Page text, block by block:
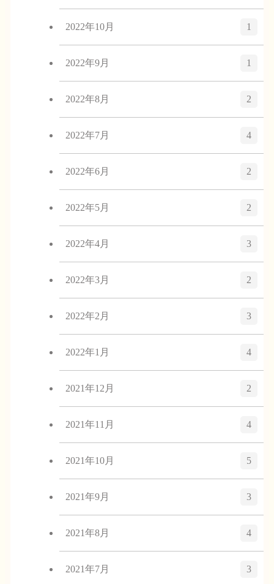
2022年10月 1
2022年9月 1
2022年8月 2
2022年7月 4
2022年6月 2
2022年5月 2
2022年4月 3
2022年3月 2
2022年2月 3
2022年1月 4
2021年12月 2
2021年11月 4
2021年10月 5
2021年9月 3
2021年8月 4
2021年7月 3